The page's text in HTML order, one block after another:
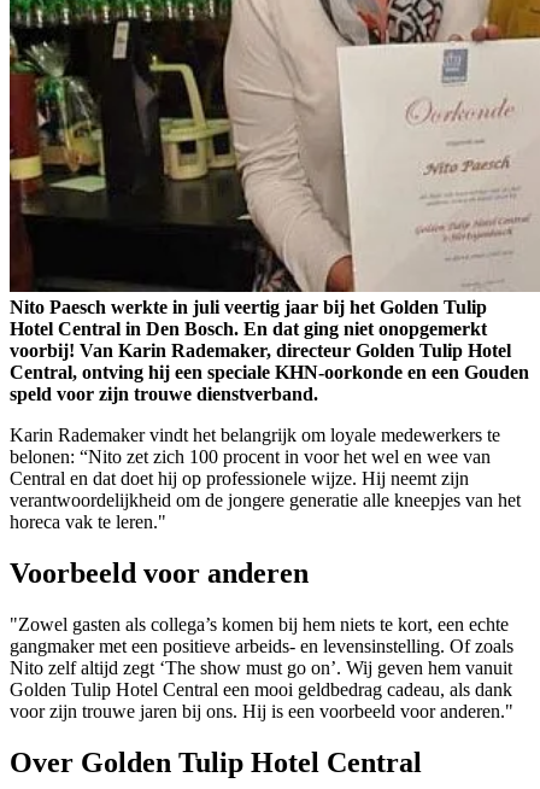
Nito Paesch werkte in juli veertig jaar bij het Golden Tulip
Hotel Central in Den Bosch. En dat ging niet onopgemerkt
voorbij! Van Karin Rademaker, directeur Golden Tulip Hotel
Central, ontving hij een speciale KHN-oorkonde en een Gouden
speld voor zijn trouwe dienstverband.
Karin Rademaker vindt het belangrijk om loyale medewerkers te
belonen: “Nito zet zich 100 procent in voor het wel en wee van
Central en dat doet hij op professionele wijze. Hij neemt zijn
verantwoordelijkheid om de jongere generatie alle kneepjes van het
horeca vak te leren."
Voorbeeld voor anderen
"Zowel gasten als collega’s komen bij hem niets te kort, een echte
gangmaker met een positieve arbeids- en levensinstelling. Of zoals
Nito zelf altijd zegt ‘The show must go on’. Wij geven hem vanuit
Golden Tulip Hotel Central een mooi geldbedrag cadeau, als dank
voor zijn trouwe jaren bij ons. Hij is een voorbeeld voor anderen."
Over Golden Tulip Hotel Central